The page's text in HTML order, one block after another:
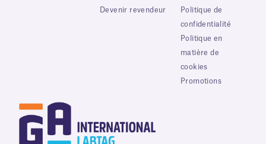
Devenir revendeur
Politique de
confidentialité
Politique en
matière de
cookies
Promotions